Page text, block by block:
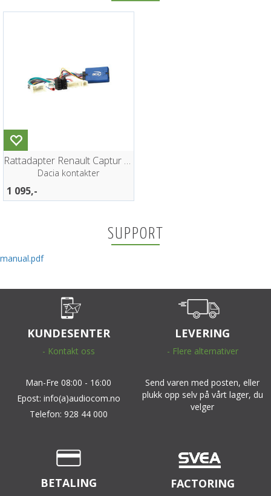
Rattadapter Renault Captur Master Trafic
Dacia kontakter
1 095,-
SUPPORT
manual.pdf
KUNDESENTER
- Kontakt oss
Man-Fre 08:00 - 16:00
Epost: info(a)audiocom.no
Telefon: 928 44 000
LEVERING
- Flere alternativer
Send varen med posten, eller
plukk opp selv på vårt lager, du
velger
BETALING FACTORING